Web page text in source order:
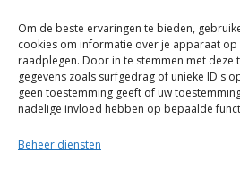
Om de beste ervaringen te bieden,
cookies om informatie over je apparaat op
raadplegen. Door in te stemmen met deze
gegevens zoals surfgedrag of unieke ID's
geen toestemming geeft of uw
nadelige invloed hebben op bepaalde
Beheer diensten
“Voor de mooiste Blues,
Copyright 2019 – 2026